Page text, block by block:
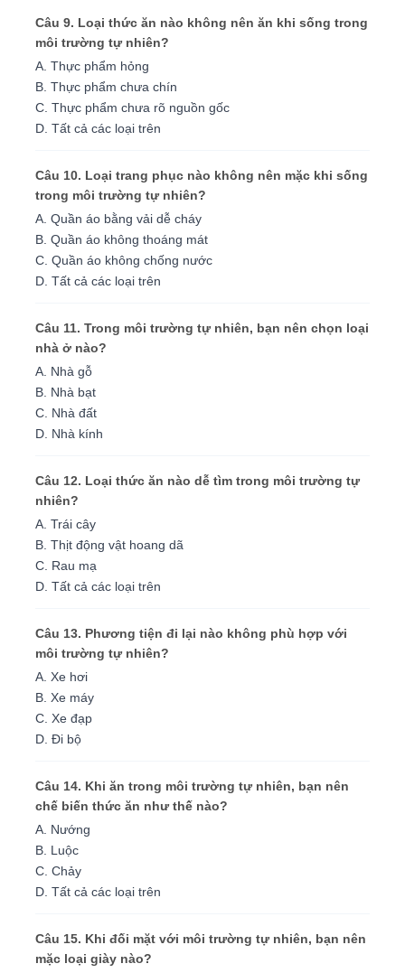
Câu 9. Loại thức ăn nào không nên ăn khi sống trong
môi trường tự nhiên?
A. Thực phẩm hỏng
B. Thực phẩm chưa chín
C. Thực phẩm chưa rõ nguồn gốc
D. Tất cả các loại trên
Câu 10. Loại trang phục nào không nên mặc khi sống
trong môi trường tự nhiên?
A. Quần áo bằng vải dễ cháy
B. Quần áo không thoáng mát
C. Quần áo không chống nước
D. Tất cả các loại trên
Câu 11. Trong môi trường tự nhiên, bạn nên chọn loại
nhà ở nào?
A. Nhà gỗ
B. Nhà bạt
C. Nhà đất
D. Nhà kính
Câu 12. Loại thức ăn nào dễ tìm trong môi trường tự
nhiên?
A. Trái cây
B. Thịt động vật hoang dã
C. Rau mạ
D. Tất cả các loại trên
Câu 13. Phương tiện đi lại nào không phù hợp với
môi trường tự nhiên?
A. Xe hơi
B. Xe máy
C. Xe đạp
D. Đi bộ
Câu 14. Khi ăn trong môi trường tự nhiên, bạn nên
chế biến thức ăn như thế nào?
A. Nướng
B. Luộc
C. Chảy
D. Tất cả các loại trên
Câu 15. Khi đối mặt với môi trường tự nhiên, bạn nên
mặc loại giày nào?